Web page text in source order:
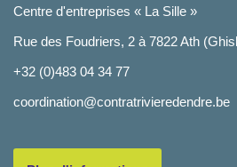
Centre d'entreprises « La Sille »
Rue des Foudriers, 2 à 7822 Ath
+32 (0)483 04 34 77
coordination@contratrivieredendre.be